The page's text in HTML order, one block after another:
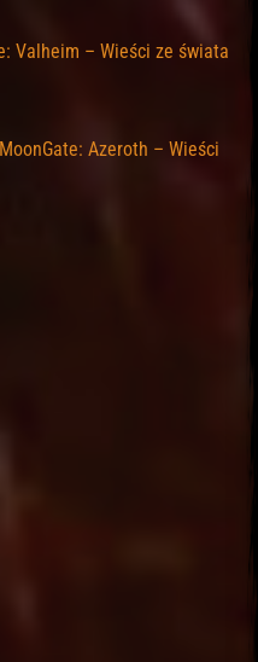
Valheim – Wieści ze świata
Azeroth – Wieści